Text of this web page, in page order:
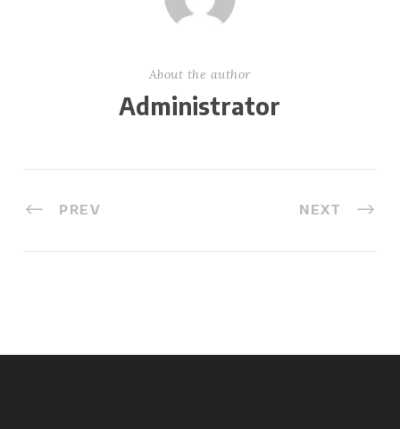
About the author
Administrator
PREV NEXT